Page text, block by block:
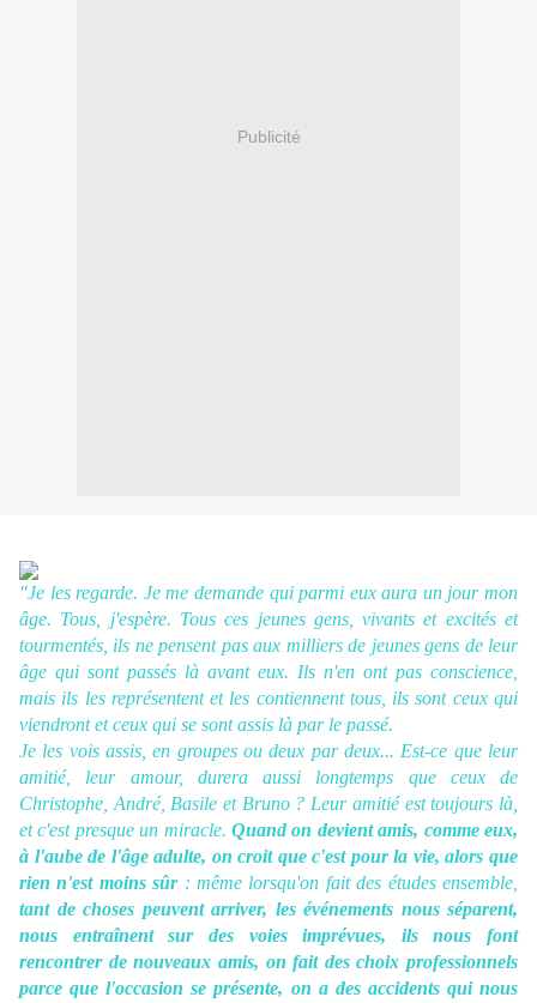
Publicité
"Je les regarde. Je me demande qui parmi eux aura un jour mon
âge. Tous, j'espère. Tous ces jeunes gens, vivants et excités et
tourmentés, ils ne pensent pas aux milliers de jeunes gens de leur
âge qui sont passés là avant eux. Ils n'en ont pas conscience,
mais ils les représentent et les contiennent tous, ils sont ceux qui
viendront et ceux qui se sont assis là par le passé.
Je les vois assis, en groupes ou deux par deux... Est-ce que leur
amitié, leur amour, durera aussi longtemps que ceux de
Christophe, André, Basile et Bruno ? Leur amitié est toujours là,
et c'est presque un miracle. Quand on devient amis, comme eux,
à l'aube de l'âge adulte, on croit que c'est pour la vie, alors que
rien n'est moins sûr: même lorsqu'on fait des études ensemble,
tant de choses peuvent arriver, les événements nous séparent,
nous entraînent sur des voies imprévues, ils nous font
rencontrer de nouveaux amis, on fait des choix professionnels
parce que l'occasion se présente, on a des accidents qui nous